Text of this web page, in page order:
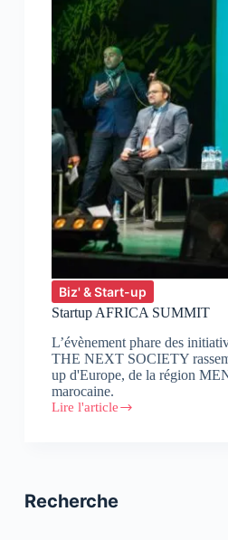
Biz' & Start-up
Startup AFRICA SUMMIT
L’évènement phare des
THE NEXT SOCIETY
up d'Europe, de la région
marocaine.
Lire l'article
Startup
Recherche